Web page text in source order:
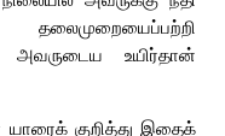
அவருடைய உயிர்தான்
யாரைக் குறித்து இதைக்